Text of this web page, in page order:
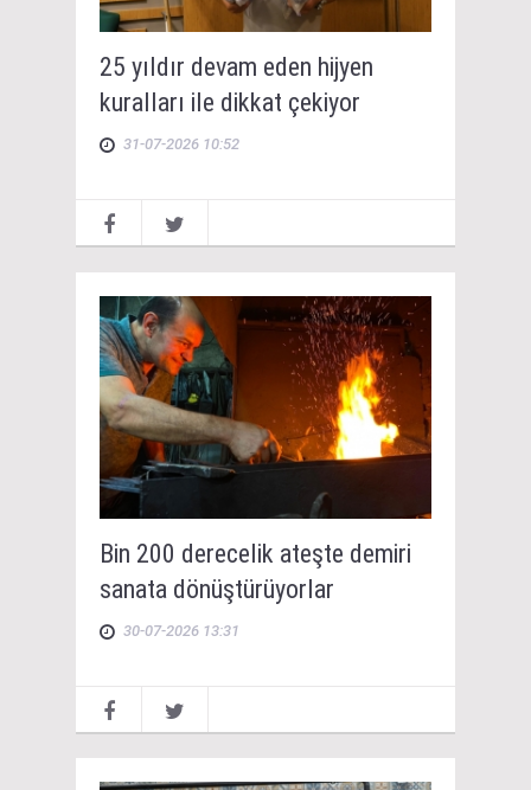
25 yıldır devam eden hijyen
kuralları ile dikkat çekiyor
31-07-2026 10:52
Bin 200 derecelik ateşte demiri
sanata dönüştürüyorlar
30-07-2026 13:31